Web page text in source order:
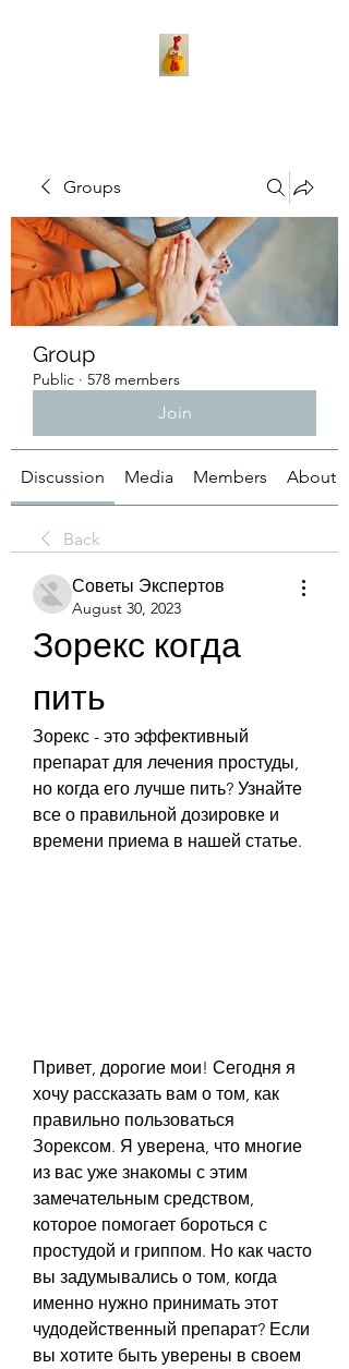
Groups
Group
Public · 578 members
Join
Discussion Media Members About
Back
Советы Экспертов
August 30, 2023
Зорекс когда
пить
Зорекс - это эффективный
препарат для лечения простуды,
но когда его лучше пить? Узнайте
все о правильной дозировке и
времени приема в нашей статье.
Привет, дорогие мои! Сегодня я
хочу рассказать вам о том, как
правильно пользоваться
Зорексом. Я уверена, что многие
из вас уже знакомы с этим
замечательным средством,
которое помогает бороться с
простудой и гриппом. Но как часто
вы задумывались о том, когда
именно нужно принимать этот
чудодейственный препарат? Если
вы хотите быть уверены в своем